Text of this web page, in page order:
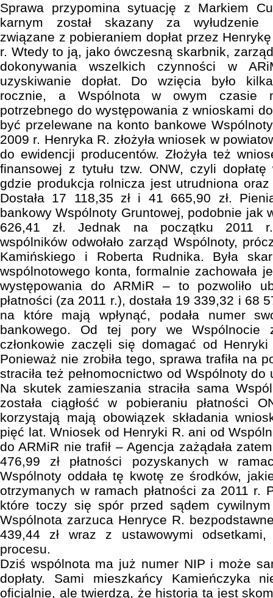
Sprawa przypomina sytuację z Markiem
karnym został skazany za wyłudzenie
związane z pobieraniem dopłat przez
r. Wtedy to ją, jako ówczesną skarbnik,
dokonywania wszelkich czynności w
uzyskiwanie dopłat. Do wzięcia było
rocznie, a Wspólnota w owym czasie
potrzebnego do występowania z wnioskami
być przelewane na konto bankowe
2009 r. Henryka R. złożyła wniosek w
do ewidencji producentów. Złożyła też
finansowej z tytułu tzw. ONW, czyli
gdzie produkcja rolnicza jest utrudniona
Dostała 17 118,35 zł i 41 665,90 zł.
bankowy Wspólnoty Gruntowej, podobnie jak
626,41 zł. Jednak na początku 2011
wspólników odwołało zarząd Wspólnoty,
Kamińskiego i Roberta Rudnika. Była
wspólnotowego konta, formalnie zachowała
występowania do ARMiR – to pozwoliło
płatności (za 2011 r.), dostała 19 339,32 i 68
na które mają wpłynąć, podała numer
bankowego. Od tej pory we Wspólnocie
członkowie zaczęli się domagać od
Ponieważ nie zrobiła tego, sprawa trafiła na
straciła też pełnomocnictwo od Wspólnoty
Na skutek zamieszania straciła sama
została ciągłość w pobieraniu płatności
korzystają mają obowiązek składania
pięć lat. Wniosek od Henryki R. ani od
do ARMiR nie trafił – Agencja zażądała
476,99 zł płatności pozyskanych w
Wspólnoty oddała tę kwotę ze środków,
otrzymanych w ramach płatności za 2011 r.
które toczy się spór przed sądem
Wspólnota zarzuca Henryce R.
439,44 zł wraz z ustawowymi
procesu.
Dziś wspólnota ma już numer NIP i może
dopłaty. Sami mieszkańcy Kamieńczyka
oficjalnie, ale twierdzą, że historia ta jest